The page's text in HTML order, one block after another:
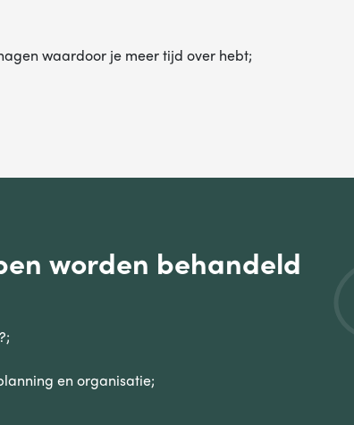
waardoor je meer tijd over hebt;
worden behandeld
en organisatie;